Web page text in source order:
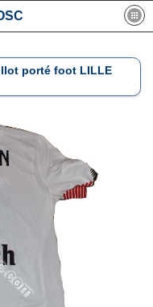
porté foot LILLE